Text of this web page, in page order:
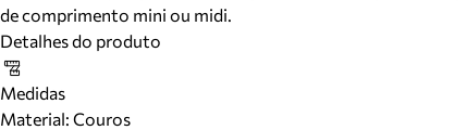
de comprimento mini ou midi.
Detalhes do produto
Medidas
Material: Couros